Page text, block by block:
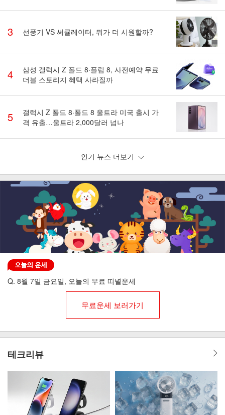
3 선풍기 VS 써큘레이터, 뭐가 더 시원할까?
4
삼성 갤럭시 Z 폴드 8·플립 8, 사전예약 무료
더블 스토리지 혜택 사라질까
5
갤럭시 Z 폴드 8·폴드 8 울트라 미국 출시 가
격 유출…울트라 2,000달러 넘나
인기 뉴스 더보기
Q. 8월 7일 금요일, 오늘의 무료 띠별운세
무료운세 보러가기
테크리뷰